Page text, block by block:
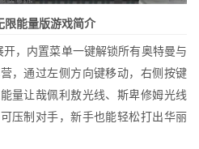
能量版游戏简介
，内置菜单一键解锁所有奥特曼与
，通过左侧方向键移动，右侧按键
量让哉佩利敖光线、斯卑修姆光线
压制对手，新手也能轻松打出华丽